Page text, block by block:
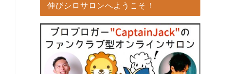
伸びシロサロンへようこそ！